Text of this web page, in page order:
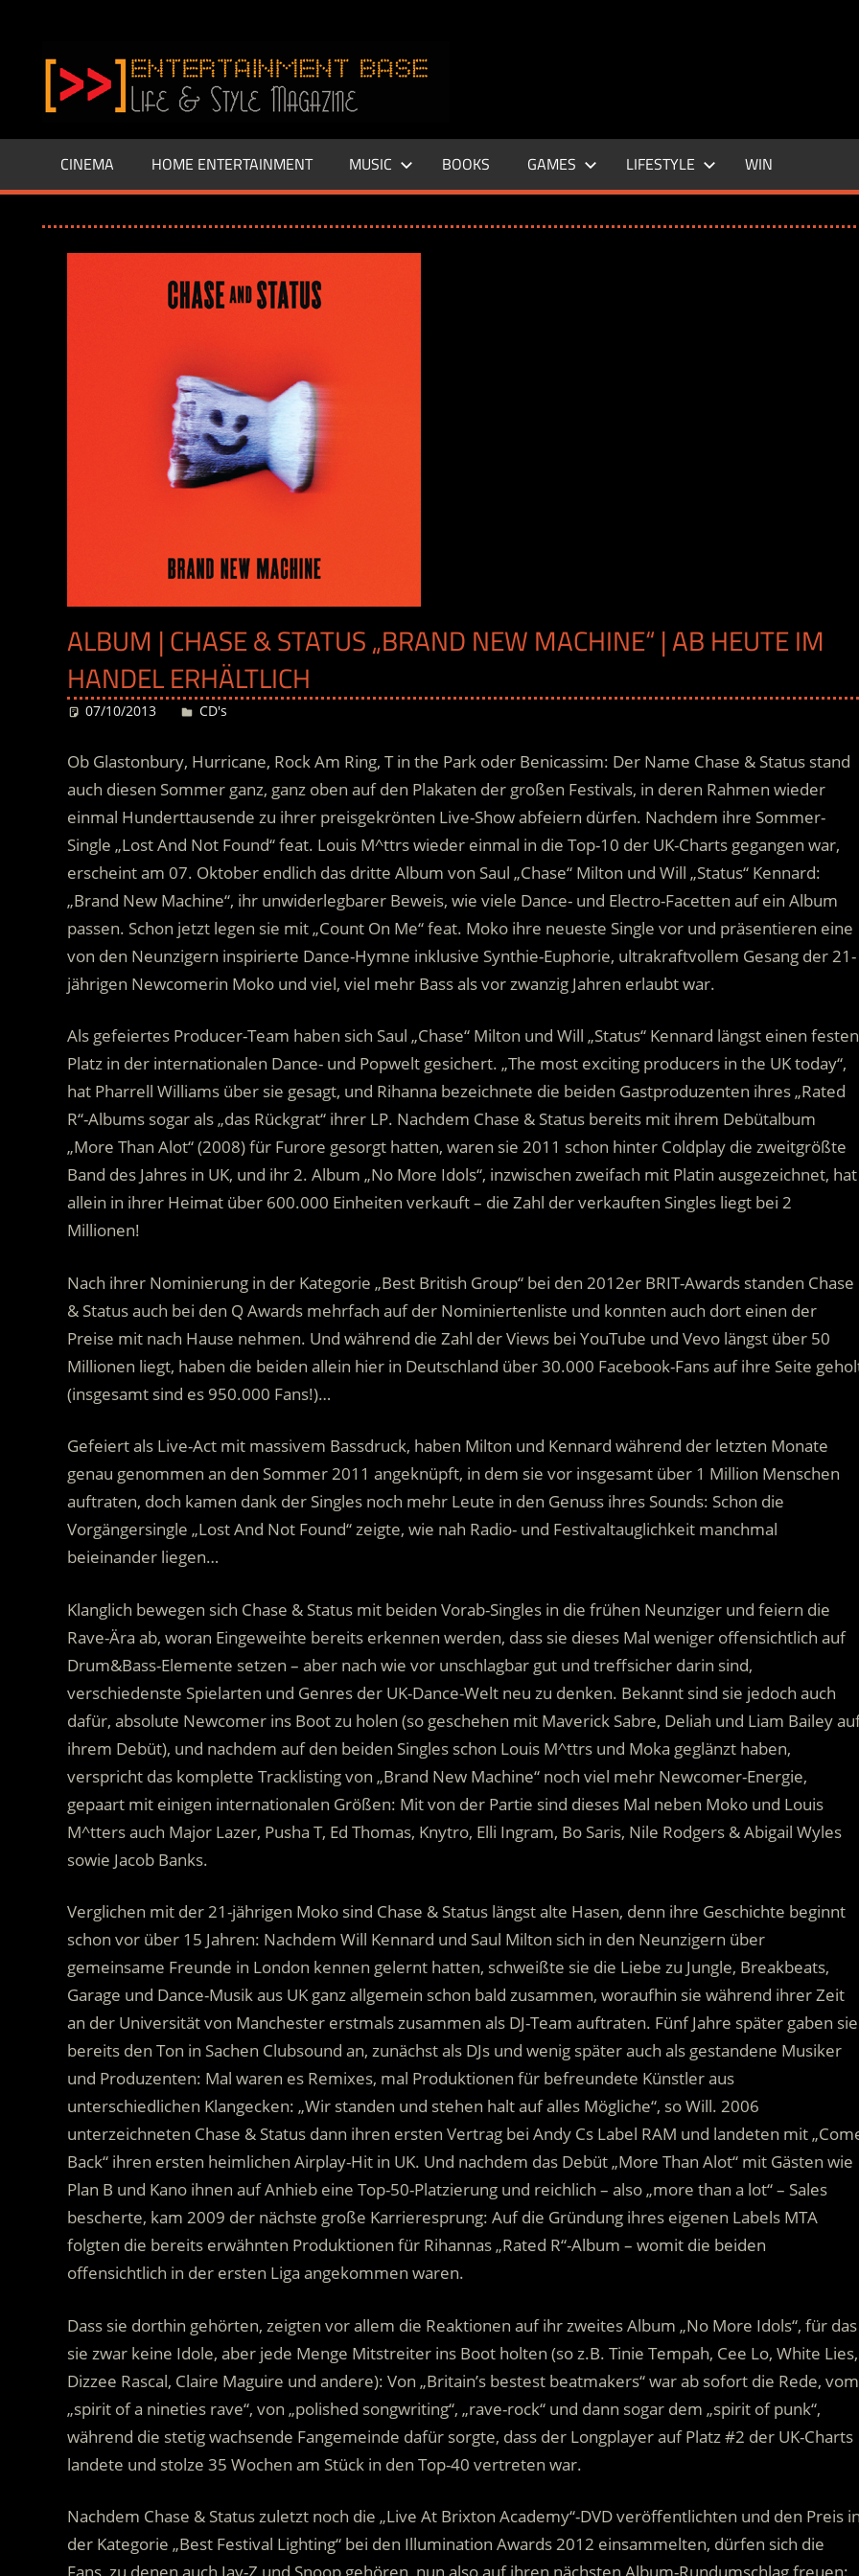
springen
–
LIFE
Base.de
CINEMA HOME ENTERTAINMENT MUSIC BOOKS GAMES LIFESTYLE WIN
ALBUM | CHASE & STATUS „BRAND NEW MACHINE“ | AB HEUTE IM
HANDEL ERHÄLTLICH
07/10/2013 Desiree
CD's
Ob Glastonbury, Hurricane, Rock Am Ring, T in the Park oder Benicassim: Der Name Chase & Status stand
auch diesen Sommer ganz, ganz oben auf den Plakaten der großen Festivals, in deren Rahmen wieder
einmal Hunderttausende zu ihrer preisgekrönten Live-Show abfeiern dürfen. Nachdem ihre Sommer-
Single „Lost And Not Found“ feat. Louis M^ttrs wieder einmal in die Top-10 der UK-Charts gegangen war,
erscheint am 07. Oktober endlich das dritte Album von Saul „Chase“ Milton und Will „Status“ Kennard:
„Brand New Machine“, ihr unwiderlegbarer Beweis, wie viele Dance- und Electro-Facetten auf ein Album
passen. Schon jetzt legen sie mit „Count On Me“ feat. Moko ihre neueste Single vor und präsentieren eine
von den Neunzigern inspirierte Dance-Hymne inklusive Synthie-Euphorie, ultrakraftvollem Gesang der 21-
jährigen Newcomerin Moko und viel, viel mehr Bass als vor zwanzig Jahren erlaubt war.
Als gefeiertes Producer-Team haben sich Saul „Chase“ Milton und Will „Status“ Kennard längst einen festen
Platz in der internationalen Dance- und Popwelt gesichert. „The most exciting producers in the UK today“,
hat Pharrell Williams über sie gesagt, und Rihanna bezeichnete die beiden Gastproduzenten ihres „Rated
R“-Albums sogar als „das Rückgrat“ ihrer LP. Nachdem Chase & Status bereits mit ihrem Debütalbum
„More Than Alot“ (2008) für Furore gesorgt hatten, waren sie 2011 schon hinter Coldplay die zweitgrößte
Band des Jahres in UK, und ihr 2. Album „No More Idols“, inzwischen zweifach mit Platin ausgezeichnet, hat
allein in ihrer Heimat über 600.000 Einheiten verkauft – die Zahl der verkauften Singles liegt bei 2
Millionen!
Nach ihrer Nominierung in der Kategorie „Best British Group“ bei den 2012er BRIT-Awards standen Chase
& Status auch bei den Q Awards mehrfach auf der Nominiertenliste und konnten auch dort einen der
Preise mit nach Hause nehmen. Und während die Zahl der Views bei YouTube und Vevo längst über 50
Millionen liegt, haben die beiden allein hier in Deutschland über 30.000 Facebook-Fans auf ihre Seite
(insgesamt sind es 950.000 Fans!)…
Gefeiert als Live-Act mit massivem Bassdruck, haben Milton und Kennard während der letzten Monate
genau genommen an den Sommer 2011 angeknüpft, in dem sie vor insgesamt über 1 Million Menschen
auftraten, doch kamen dank der Singles noch mehr Leute in den Genuss ihres Sounds: Schon die
Vorgängersingle „Lost And Not Found“ zeigte, wie nah Radio- und Festivaltauglichkeit manchmal
beieinander liegen…
Klanglich bewegen sich Chase & Status mit beiden Vorab-Singles in die frühen Neunziger und feiern die
Rave-Ära ab, woran Eingeweihte bereits erkennen werden, dass sie dieses Mal weniger offensichtlich auf
Drum&Bass-Elemente setzen – aber nach wie vor unschlagbar gut und treffsicher darin sind,
verschiedenste Spielarten und Genres der UK-Dance-Welt neu zu denken. Bekannt sind sie jedoch auch
dafür, absolute Newcomer ins Boot zu holen (so geschehen mit Maverick Sabre, Deliah und Liam Bailey
ihrem Debüt), und nachdem auf den beiden Singles schon Louis M^ttrs und Moka geglänzt haben,
verspricht das komplette Tracklisting von „Brand New Machine“ noch viel mehr Newcomer-Energie,
gepaart mit einigen internationalen Größen: Mit von der Partie sind dieses Mal neben Moko und Louis
M^tters auch Major Lazer, Pusha T, Ed Thomas, Knytro, Elli Ingram, Bo Saris, Nile Rodgers & Abigail Wyles
sowie Jacob Banks.
Verglichen mit der 21-jährigen Moko sind Chase & Status längst alte Hasen, denn ihre Geschichte beginnt
schon vor über 15 Jahren: Nachdem Will Kennard und Saul Milton sich in den Neunzigern über
gemeinsame Freunde in London kennen gelernt hatten, schweißte sie die Liebe zu Jungle, Breakbeats,
Garage und Dance-Musik aus UK ganz allgemein schon bald zusammen, woraufhin sie während ihrer Zeit
an der Universität von Manchester erstmals zusammen als DJ-Team auftraten. Fünf Jahre später gaben sie
bereits den Ton in Sachen Clubsound an, zunächst als DJs und wenig später auch als gestandene Musiker
und Produzenten: Mal waren es Remixes, mal Produktionen für befreundete Künstler aus
unterschiedlichen Klangecken: „Wir standen und stehen halt auf alles Mögliche“, so Will. 2006
unterzeichneten Chase & Status dann ihren ersten Vertrag bei Andy Cs Label RAM und landeten mit
Back“ ihren ersten heimlichen Airplay-Hit in UK. Und nachdem das Debüt „More Than Alot“ mit Gästen wie
Plan B und Kano ihnen auf Anhieb eine Top-50-Platzierung und reichlich – also „more than a lot“ – Sales
bescherte, kam 2009 der nächste große Karrieresprung: Auf die Gründung ihres eigenen Labels MTA
folgten die bereits erwähnten Produktionen für Rihannas „Rated R“-Album – womit die beiden
offensichtlich in der ersten Liga angekommen waren.
Dass sie dorthin gehörten, zeigten vor allem die Reaktionen auf ihr zweites Album „No More Idols“, für das
sie zwar keine Idole, aber jede Menge Mitstreiter ins Boot holten (so z.B. Tinie Tempah, Cee Lo, White Lies,
Dizzee Rascal, Claire Maguire und andere): Von „Britain’s bestest beatmakers“ war ab sofort die Rede, vom
„spirit of a nineties rave“, von „polished songwriting“, „rave-rock“ und dann sogar dem „spirit of punk“,
während die stetig wachsende Fangemeinde dafür sorgte, dass der Longplayer auf Platz #2 der UK-Charts
landete und stolze 35 Wochen am Stück in den Top-40 vertreten war.
Nachdem Chase & Status zuletzt noch die „Live At Brixton Academy“-DVD veröffentlichten und den Preis
der Kategorie „Best Festival Lighting“ bei den Illumination Awards 2012 einsammelten, dürfen sich die